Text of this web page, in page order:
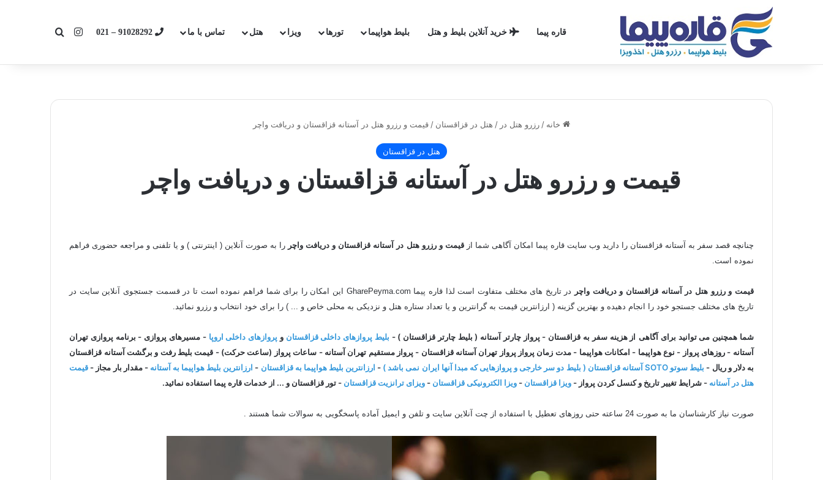
قاره پیما خرید آنلاین بلیط و هتل بلیط هواپیما تورها ویزا هتل تماس با ما 91028292 – 021 اینستاگرامجستجو برای
شنبه, آگوست 8 2026 فروش های ویژه قاره پیما
خانه / رزرو هتل در / هتل در قزاقستان / قیمت و رزرو هتل در آستانه قزاقستان و دریافت واچر
هتل در قزاقستان
قیمت و رزرو هتل در آستانه قزاقستان و دریافت واچر
چنانچهقصد سفر به آستانه قزاقستان را دارید وب سایت قاره پیما امکان آگاهی شما ازقیمت و رزرو هتل در آستانه قزاقستان و دریافت واچر را به صورت آنلاین ( اینترنتی ) و یا تلفنی و مراجعه حضوری فراهم
نموده است.
قیمت و رزرو هتل در آستانه قزاقستان و دریافت واچر
در تاریخ های مختلف متفاوت است لذا قاره پیما GharePeyma.com این امکان را برای شما فراهم نموده است تا در قسمت جستجوی آنلاین سایت در
تاریخ های مختلف جستجو خود را انجام دهیده و بهترین گزینه ( ارزانترین قیمت به گرانترین و یا تعداد ستاره هتل و نزدیکی به محلی خاص و ... ) را برای خود انتخاب و رزرو نمائید.
شما همچنین می توانید برای آگاهی از هزینه سفر به قزاقستان - پرواز چارتر آستانه ( بلیط چارتر قزاقستان ) - بلیط پروازهای داخلی قزاقستان و پروازهای داخلی اروپا - مسیرهای پروازی - برنامه پروازی تهران
آستانه - روزهای پرواز - نوع هواپیما - امکانات هواپیما - مدت زمان پرواز پرواز تهران آستانه قزاقستان - پرواز مستقیم تهران آستانه - ساعات پرواز (ساعت حرکت) - قیمت بلیط رفت و برگشت آستانه قزاقستان
به دلار و ریال - بلیط سوتو SOTO آستانه قزاقستان ( بلیط دو سر خارجی و پروازهایی که مبدا آنها ایران نمی باشد ) - ارزانترین بلیط هواپیما به قزاقستان - ارزانترین بلیط هواپیما به آستانه - مقدار بار مجاز - قیمت
هتل در آستانه - شرایط تغییر تاریخ و کنسل کردن پرواز -ویزا قزاقستان -ویزا الکترونیکی قزاقستان -ویزای ترانزیت قزاقستان - تور قزاقستان و ... از خدمات قاره پیما استفاده نمائید.
صورت نیاز کارشناسان ما به صورت 24 ساعته حتی روزهای تعطیل با استفاده از چت آنلاین سایت و تلفن و ایمیل آماده پاسخگویی به سوالات شما هستند .